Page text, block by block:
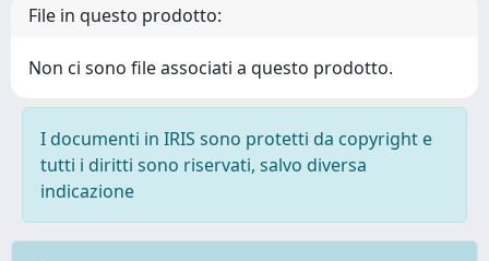
File in questo prodotto:
Non ci sono file associati a questo prodotto.
I documenti in IRIS sono protetti da copyright e
tutti i diritti sono riservati, salvo diversa
indicazione